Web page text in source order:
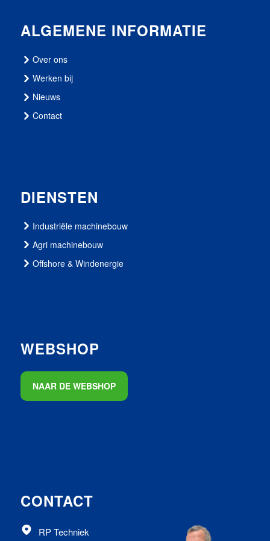
ALGEMENE INFORMATIE
Over ons
Werken bij
Nieuws
Contact
DIENSTEN
Industriële machinebouw
Agri machinebouw
Offshore & Windenergie
WEBSHOP
NAAR DE WEBSHOP
CONTACT
RP Techniek